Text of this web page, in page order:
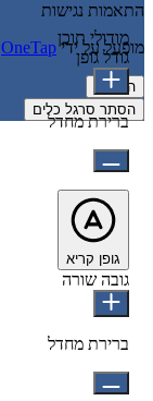
התאמות נגישות
מופעל על ידי OneTap
הצהרה
הסתר סרגל כלים
מודולי תוכן
גודל גופן
ברירת מחדל
גופן קריא
גובה שורה
ברירת מחדל